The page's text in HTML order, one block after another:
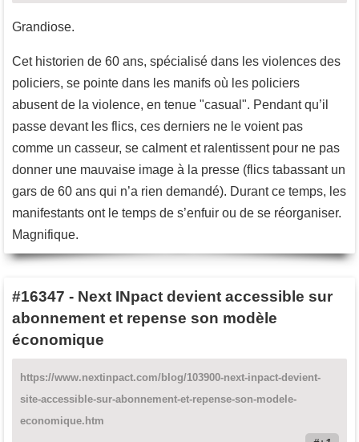
Grandiose.
Cet historien de 60 ans, spécialisé dans les violences des
policiers, se pointe dans les manifs où les policiers
abusent de la violence, en tenue "casual". Pendant qu’il
passe devant les flics, ces derniers ne le voient pas
comme un casseur, se calment et ralentissent pour ne pas
donner une mauvaise image à la presse (flics tabassant un
gars de 60 ans qui n’a rien demandé). Durant ce temps, les
manifestants ont le temps de s’enfuir ou de se réorganiser.
Magnifique.
#16347 - Next INpact devient accessible sur
abonnement et repense son modèle
économique
https://www.nextinpact.com/blog/103900-next-inpact-devient-
site-accessible-sur-abonnement-et-repense-son-modele-
economique.htm